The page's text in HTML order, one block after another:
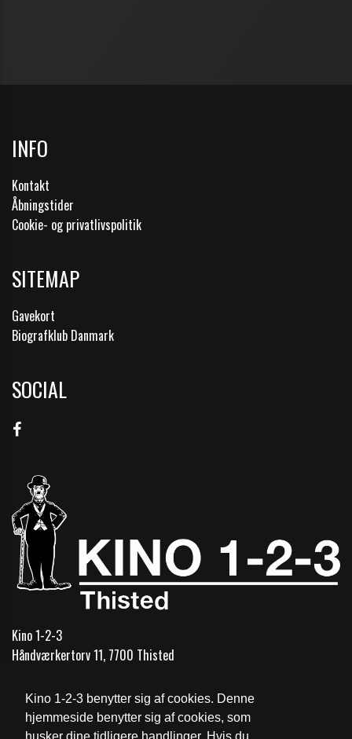
Kino 1-2-3 benytter sig af cookies. Denne
hjemmeside benytter sig af cookies, som
husker dine tidligere handlinger. Hvis du
INFO
Kontakt
Åbningstider
Cookie- og privatlivspolitik
SITEMAP
Gavekort
Biografklub Danmark
SOCIAL
Kino 1-2-3
Håndværkertorv 11, 7700 Thisted
Telefon: +45 97923399
Email: thistedkino@mail.dk